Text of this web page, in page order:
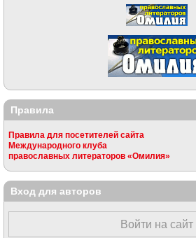
Правила
Правила для посетителей сайта
Международного клуба
православных литераторов «Омилия»
Вход для авторов
Войти на сайт